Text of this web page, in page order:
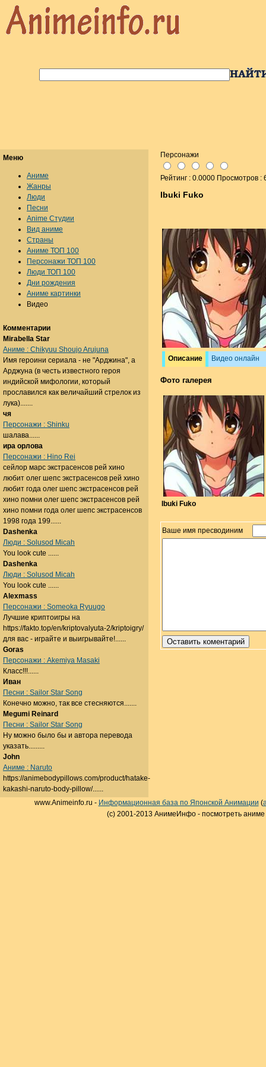
Персонажи
Рейтинг : 0.0000 Просмотров :
Ibuki Fuko
Описание Видео онлайн
Фото галерея
Ibuki Fuko
Ваше имя пресводиним
Меню
Аниме
Жанры
Люди
Песни
Anime Студии
Вид аниме
Страны
Аниме ТОП 100
Персонажи ТОП 100
Люди ТОП 100
Дни рождения
Аниме картинки
Видео
Комментарии
Mirabella Star
Аниме : Chikyuu Shoujo Arujuna
Имя героини сериала - не "Арджина", а
Арджуна (в честь известного героя
индийской мифологии, который
прославился как величайший стрелок из
лука).......
чя
Персонажи : Shinku
шалава......
ира орлова
Персонажи : Hino Rei
сейлор марс экстрасенсов рей хино
любит олег шепс экстрасенсов рей хино
любит года олег шепс экстрасенсов рей
хино помни олег шепс экстрасенсов рей
хино помни года олег шепс экстрасенсов
1998 года 199......
Dashenka
Люди : Solusod Micah
You look cute ......
Dashenka
Люди : Solusod Micah
You look cute ......
Alexmass
Персонажи : Someoka Ryuugo
Лучшие криптоигры на
https://fakto.top/en/kriptovalyuta-2/kriptoigry/
для вас - играйте и выигрывайте!......
Goras
Персонажи : Akemiya Masaki
Класс!!!......
Иван
Песни : Sailor Star Song
Конечно можно, так все стесняются.......
Megumi Reinard
Песни : Sailor Star Song
Ну можно было бы и автора перевода
указать.........
John
Аниме : Naruto
https://animebodypillows.com/product/hatake-
kakashi-naruto-body-pillow/......
www.Animeinfo.ru - Информационная база по Японской Анимации (
(c) 2001-2013 АнимеИнфо - посмотреть аниме